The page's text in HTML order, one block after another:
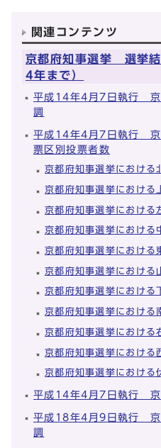
関連コンテンツ
京都府知事選挙 選挙
4年まで）
平成14年4月7日執行
調
平成14年4月7日執行 京
票区別投票者数
京都府知事選挙における
京都府知事選挙における
京都府知事選挙における
京都府知事選挙における
京都府知事選挙における
京都府知事選挙における
京都府知事選挙における
京都府知事選挙における
京都府知事選挙における
京都府知事選挙における
京都府知事選挙における
平成14年4月7日執行
平成18年4月9日執行
調